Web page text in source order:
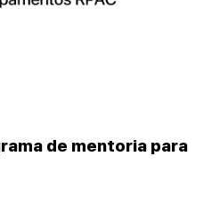
de mentoria para